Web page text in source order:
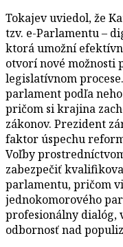
Tokajev uviedol, že
tzv. e-Parlamentu –
ktorá umožní
otvorí nové možnosti
legislatívnom
parlament podľa
pričom si krajina
zákonov. Prezident
faktor úspechu
Voľby
zabezpečiť
parlamentu, pričom
jednokomorového
profesionálny dialóg,
odbornosť nad